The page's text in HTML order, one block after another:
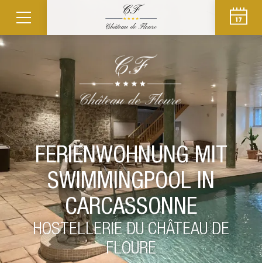
FERIENWOHNUNG MIT
SWIMMINGPOOL IN
CARCASSONNE
HOSTELLERIE DU CHÂTEAU DE
FLOURE